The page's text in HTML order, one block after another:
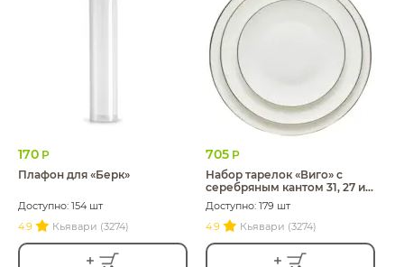
170 Р
Плафон для «Берк»
Доступно: 154 шт
4.9
Кьявари (3274)
705 Р
Набор тарелок «Виго» с
серебряным кантом 31, 27 и
21см
Доступно: 179 шт
4.9
Кьявари (3274)